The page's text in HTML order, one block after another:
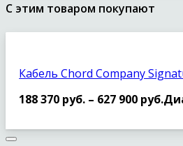
С этим товаром покупают
Кабель Chord Company
188 370 руб. – 627 900 руб.